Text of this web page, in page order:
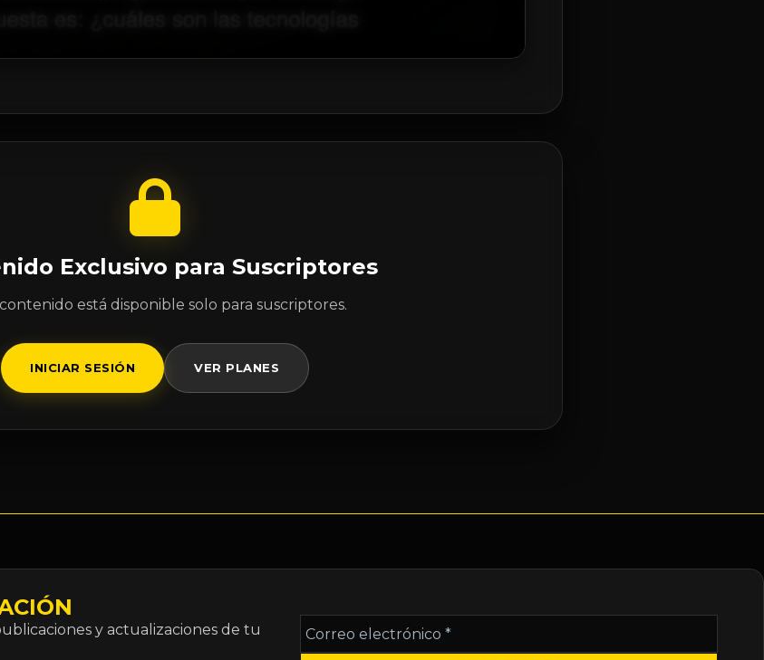
Exclusivo para Suscriptores
está disponible solo para suscriptores.
INICIAR SESIÓN VER PLANES
y actualizaciones de tu
Correo
electrónico
*